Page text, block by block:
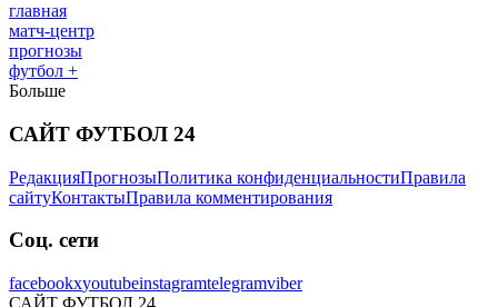
главная
матч-центр
прогнозы
футбол +
Больше
САЙТ ФУТБОЛ 24
РедакцияПрогнозыПолитика конфиденциальностиПравила
сайтуКонтактыПравила комментирования
Соц. сети
facebookxyoutubeinstagramtelegramviber
САЙТ ФУТБОЛ 24